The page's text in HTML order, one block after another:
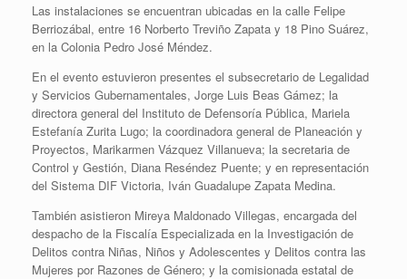
Las instalaciones se encuentran ubicadas en la calle Felipe
Berriozábal, entre 16 Norberto Treviño Zapata y 18 Pino Suárez,
en la Colonia Pedro José Méndez.
En el evento estuvieron presentes el subsecretario de Legalidad
y Servicios Gubernamentales, Jorge Luis Beas Gámez; la
directora general del Instituto de Defensoría Pública, Mariela
Estefanía Zurita Lugo; la coordinadora general de Planeación y
Proyectos, Marikarmen Vázquez Villanueva; la secretaria de
Control y Gestión, Diana Reséndez Puente; y en representación
del Sistema DIF Victoria, Iván Guadalupe Zapata Medina.
También asistieron Mireya Maldonado Villegas, encargada del
despacho de la Fiscalía Especializada en la Investigación de
Delitos contra Niñas, Niños y Adolescentes y Delitos contra las
Mujeres por Razones de Género; y la comisionada estatal de